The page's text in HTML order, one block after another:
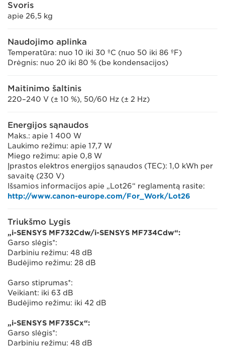
Svoris
apie 26,5 kg
Naudojimo aplinka
Temperatūra: nuo 10 iki 30 ºC (nuo 50 iki 86 ºF)
Drėgnis: nuo 20 iki 80 % (be kondensacijos)
Maitinimo šaltinis
220–240 V (± 10 %), 50/60 Hz (± 2 Hz)
Energijos sąnaudos
Maks.: apie 1 400 W
Laukimo režimu: apie 17,7 W
Miego režimu: apie 0,8 W
Įprastos elektros energijos sąnaudos (TEC): 1,0 kWh per
savaitę (230 V)
Išsamios informacijos apie „Lot26“ reglamentą rasite:
http://www.canon-europe.com/For_Work/Lot26
Triukšmo Lygis
„i-SENSYS MF732Cdw/i-SENSYS MF734Cdw“:
Garso slėgis*:
Darbiniu režimu: 48 dB
Budėjimo režimu: 28 dB
Garso stiprumas*:
Veikiant: iki 63 dB
Budėjimo režimu: iki 42 dB
„i-SENSYS MF735Cx“:
Garso slėgis*:
Darbiniu režimu: 48 dB